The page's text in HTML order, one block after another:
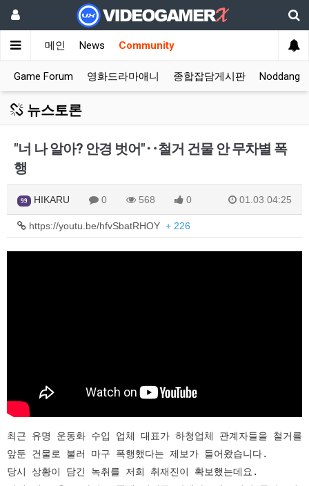
메인 News Community
Game Forum 영화드라마애니 종합잡담게시판 Noddang
뉴스토론
"너 나 알아? 안경 벗어"‥철거 건물 안 무차별 폭
행
99 HIKARU 0 568 0 01.03 04:25
https://youtu.be/hfvSbatRHOY + 226
최근 유명 운동화 수입 업체 대표가 하청업체 관계자들을 철거를
앞둔 건물로 불러 마구 폭행했다는 제보가 들어왔습니다.
당시 상황이 담긴 녹취를 저희 취재진이 확보했는데요.